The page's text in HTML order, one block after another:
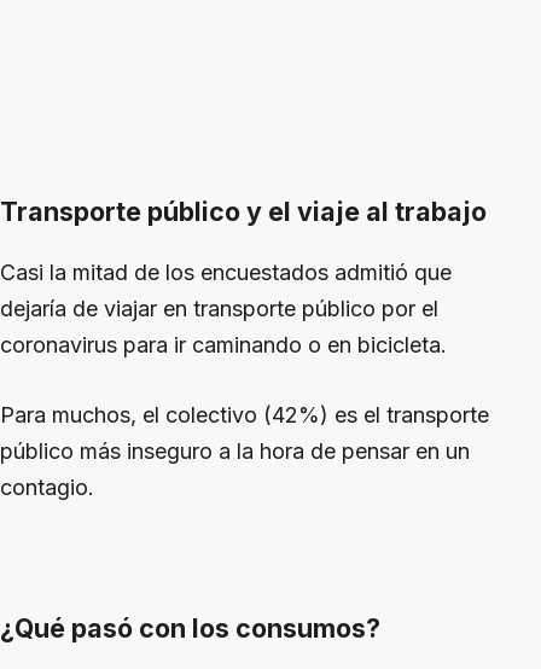
Transporte público y el viaje al trabajo
Casi la mitad de los encuestados admitió que
dejaría de viajar en transporte público por el
coronavirus para ir caminando o en bicicleta.
Para muchos, el colectivo (42%) es el transporte
público más inseguro a la hora de pensar en un
contagio.
¿Qué pasó con los consumos?